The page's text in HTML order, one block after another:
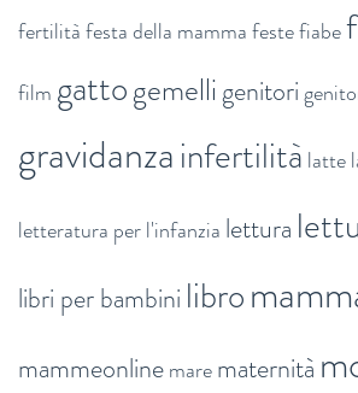
fertilitàfesta della mammafestefiabe
film gattogemelligenitori
gravidanzainfertilità latte
letteratura per l'infanzia lettura
libri per bambini libro
mammeonlinemarematernità